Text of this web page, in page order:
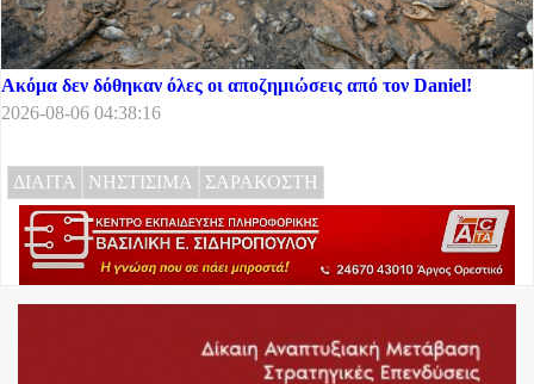
Ακόμα δεν δόθηκαν όλες οι αποζημιώσεις από τον Daniel!
2026-08-06 04:38:16
ΔΙΑΙΤΑ ΝΗΣΤΙΣΙΜΑ ΣΑΡΑΚΟΣΤΗ